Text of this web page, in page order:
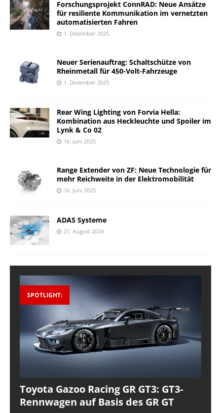
Forschungsprojekt ConnRAD: Neue Ansätze
für resiliente Kommunikation im vernetzten
automatisierten Fahren
1. Dezember 2025
Neuer Serienauftrag: Schaltschütze von
Rheinmetall für 450-Volt-Fahrzeuge
1. Dezember 2025
Rear Wing Lighting von Forvia Hella:
Kombination aus Heckleuchte und Spoiler im
Lynk & Co 02
16. Juni 2025
Range Extender von ZF: Neue Technologie für
mehr Reichweite in der Elektromobilität
16. Juni 2025
ADAS Systeme
21. August 2024
SPOTLIGHT:
Toyota Gazoo Racing GR GT3: GT3-
Rennwagen auf Basis des GR GT